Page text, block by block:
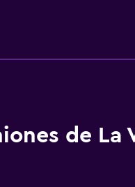
de La